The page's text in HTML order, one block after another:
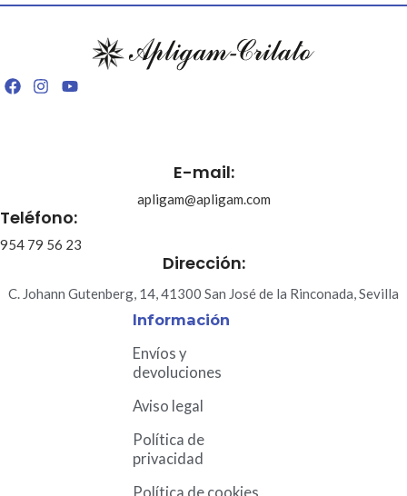
E-mail:
apligam@apligam.com
Teléfono:
954 79 56 23
Dirección:
C. Johann Gutenberg, 14, 41300 San José de la Rinconada, Sevilla
Información
Envíos y
devoluciones
Aviso legal
Política de
privacidad
Política de cookies